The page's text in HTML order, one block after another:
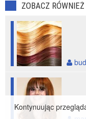
ZOBACZ RÓWNIEŻ
Kontynuując